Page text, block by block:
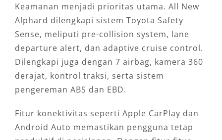
Keamanan menjadi prioritas utama. All New
Alphard dilengkapi sistem Toyota Safety
Sense, meliputi pre-collision system, lane
departure alert, dan adaptive cruise control.
Dilengkapi juga dengan 7 airbag, kamera 360
derajat, kontrol traksi, serta sistem
pengereman ABS dan EBD.
Fitur konektivitas seperti Apple CarPlay dan
Android Auto memastikan pengguna tetap